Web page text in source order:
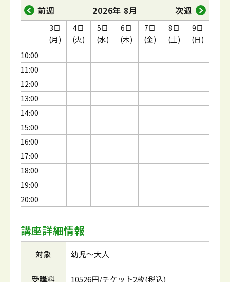
前週 2026年 8月 次週
10:00
11:00
12:00
13:00
14:00
15:00
16:00
17:00
18:00
19:00
20:00
3日
(月)
4日
(火)
5日
(水)
6日
(木)
7日
(金)
8日
(土)
9日
(日)
講座詳細情報
対象 幼児～大人
受講料 10526円/チケット2枚(税込)